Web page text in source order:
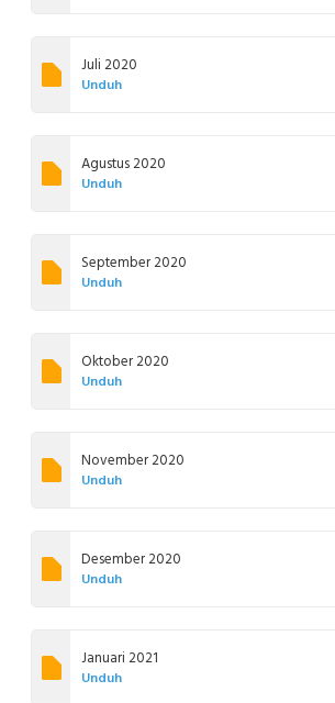
Juli 2020
Unduh
Agustus 2020
Unduh
September 2020
Unduh
Oktober 2020
Unduh
November 2020
Unduh
Desember 2020
Unduh
Januari 2021
Unduh